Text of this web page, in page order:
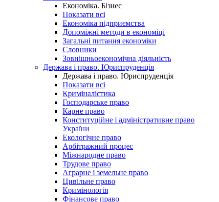
Економіка. Бізнес
Показати всі
Економіка підприємства
Допоміжні методи в економіці
Загальні питання економіки
Словники
Зовнішньоекономічна діяльність
Держава і право. Юриспруденція
Держава і право. Юриспруденція
Показати всі
Криміналістика
Господарське право
Карне право
Конституційне і адміністративне право
України
Екологічне право
Арбітражний процес
Міжнародне право
Трудове право
Аграрне і земельне право
Цивільне право
Кримінологія
Фінансове право